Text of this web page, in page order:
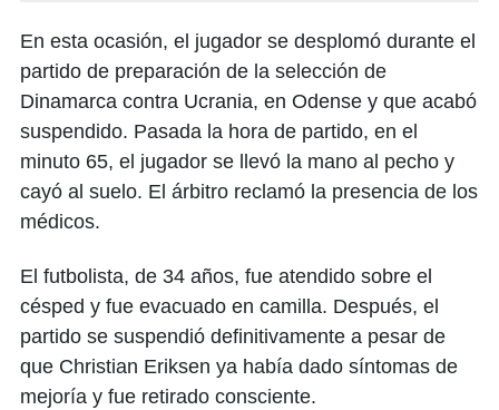
En esta ocasión, el jugador se desplomó durante el
partido de preparación de la selección de
Dinamarca contra Ucrania, en Odense y que acabó
suspendido. Pasada la hora de partido, en el
minuto 65, el jugador se llevó la mano al pecho y
cayó al suelo. El árbitro reclamó la presencia de los
médicos.
El futbolista, de 34 años, fue atendido sobre el
césped y fue evacuado en camilla. Después, el
partido se suspendió definitivamente a pesar de
que Christian Eriksen ya había dado síntomas de
mejoría y fue retirado consciente.